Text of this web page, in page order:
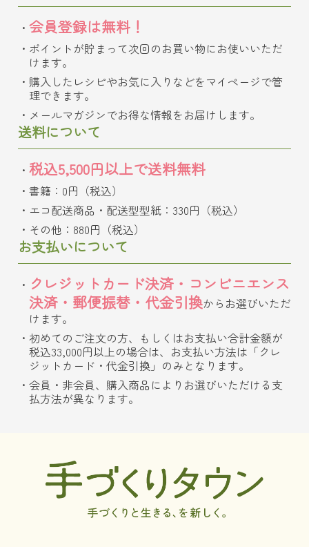
会員登録は無料！
ポイントが貯まって次回のお買い物にお使いいただ
けます。
購入したレシピやお気に入りなどをマイページで管
理できます。
メールマガジンでお得な情報をお届けします。
送料について
税込5,500円以上で送料無料
書籍：0円（税込）
エコ配送商品・配送型型紙：330円（税込）
その他：880円（税込）
お支払いについて
クレジットカード決済・コンビニエンス
決済・郵便振替・代金引換からお選びいただ
けます。
初めてのご注文の方、もしくはお支払い合計金額が
税込33,000円以上の場合は、お支払い方法は「クレ
ジットカード・代金引換」のみとなります。
会員・非会員、購入商品によりお選びいただける支
払方法が異なります。